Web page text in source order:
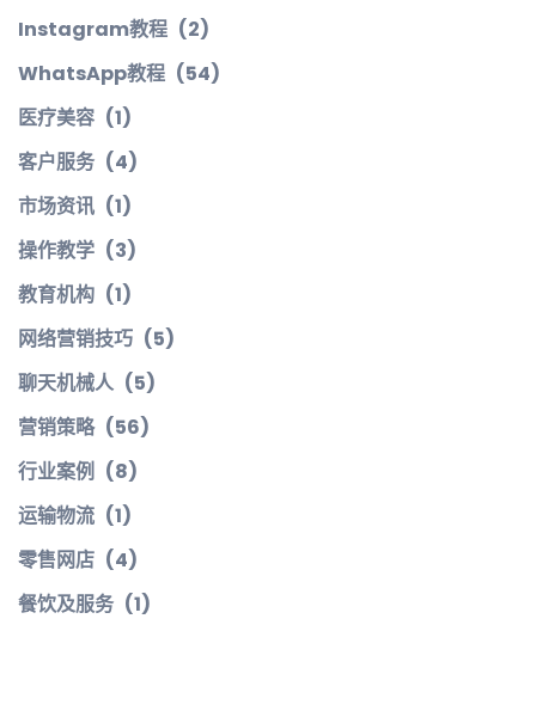
Instagram教程 (2)
WhatsApp教程 (54)
医疗美容 (1)
客户服务 (4)
市场资讯 (1)
操作教学 (3)
教育机构 (1)
网络营销技巧 (5)
聊天机械人 (5)
营销策略 (56)
行业案例 (8)
运输物流 (1)
零售网店 (4)
餐饮及服务 (1)